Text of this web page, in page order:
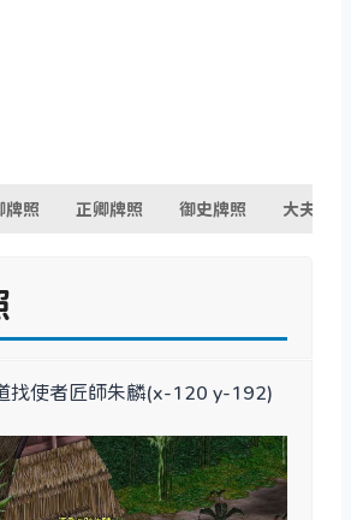
牌照 正卿牌照 御史牌照 大夫牌照
找使者匠師朱麟(x-120 y-192)